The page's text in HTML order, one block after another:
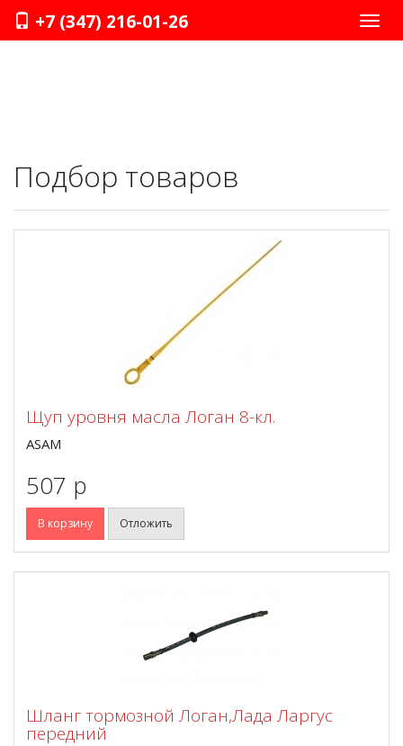
+7 (347) 216-01-26
Подбор товаров
Щуп уровня масла Логан 8-кл.
ASAM
507 p
В корзину Отложить
Шланг тормозной Логан,Лада Ларгус
передний